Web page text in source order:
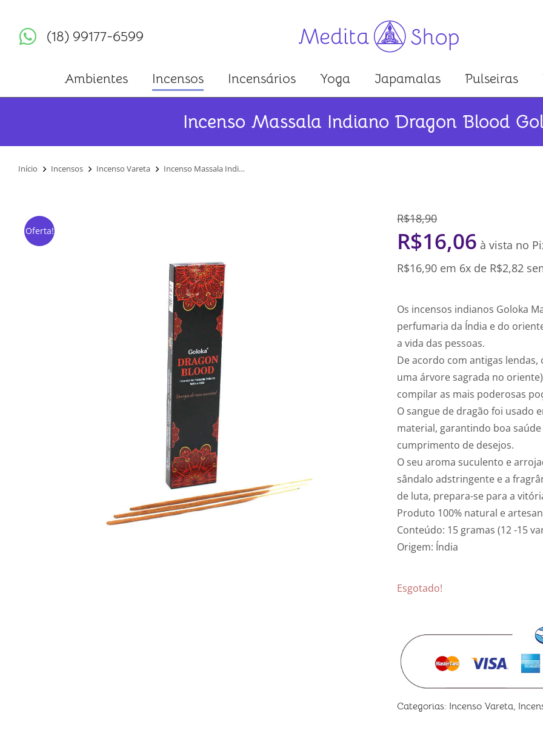
(18) 99177-6599
Ambientes Incensos Incensários Yoga Japamalas Pulseiras
Incenso Massala Indiano Dragon Blood
Você está aqui:
Início Incensos Incenso Vareta Incenso Massala Indi…
Oferta!
R$18,90
R$16,06 à vista no
R$16,90 em 6x de R$2,82
Os incensos indianos Goloka
perfumaria da Índia e do
a vida das pessoas.
De acordo com antigas
uma árvore sagrada no
compilar as mais poderosas
O sangue de dragão foi usado
material, garantindo boa
cumprimento de desejos.
O seu aroma suculento e
sândalo adstringente e a
de luta, prepara-se para a
Produto 100% natural e
Conteúdo: 15 gramas (12 -15
Origem: Índia
Esgotado!
Categorias: Incenso Vareta,